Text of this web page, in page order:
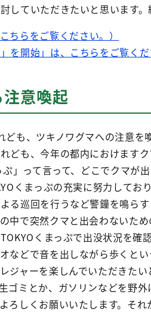
ていただきたいと思います。
ちらをご覧ください。）
を開始」は、こちらをご覧くだ
意喚起
ども、ツキノワグマへの注意
ども、今年の都内におけます
」って言って、どこでクマが
くまっぷの充実に努力して
る巡回を行うなど警鐘を鳴ら
中で突然クマと出会わないた
くまっぷで出没状況を
などで音を出しながら歩くと
ジャーを楽しんでいただきた
ゴミとか、ガソリンなどを野
ろしくお願いいたします。そ